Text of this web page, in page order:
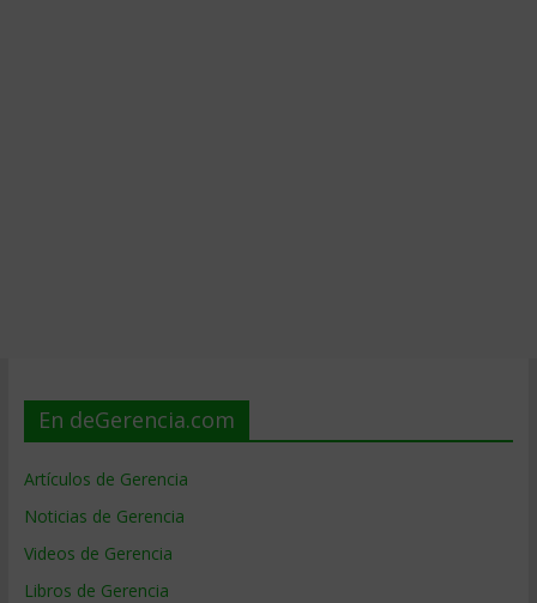
En deGerencia.com
Artículos de Gerencia
Noticias de Gerencia
Videos de Gerencia
Libros de Gerencia